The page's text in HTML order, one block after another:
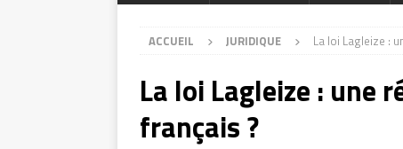
ACCUEIL JURIDIQUE La loi Lagleize :
La loi Lagleize : une
français ?